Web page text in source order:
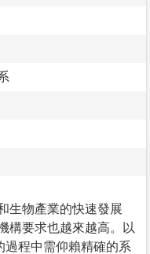
生物產業的快速發展
構要求也越來越高。以
程中需仰賴精確的系